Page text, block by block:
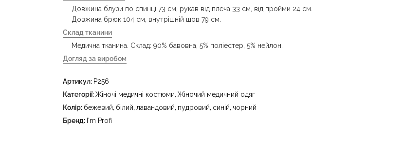
Довжина блузи по спинці 73 см, рукав від плеча 33 см, від пройми 24 см.
Довжина брюк 104 см, внутрішній шов 79 см.
Склад тканини
Медична тканина. Склад: 90% бавовна, 5% поліестер, 5% нейлон.
Догляд за виробом
праски до 150 °C - не відбілювати - суха чистка з використанням
тетрахлоретилену (перхлоретилену) та вуглеводів (бензин, вайт-спірит) - сушити
в пральному барабані за температури до 40 °C
Артикул: P256
Категорії:Жіночі медичні костюми,Жіночий медичний одяг
Колір: бежевий, білий,лавандовий, пудровий, синій, чорний
Бренд: I'm Profi